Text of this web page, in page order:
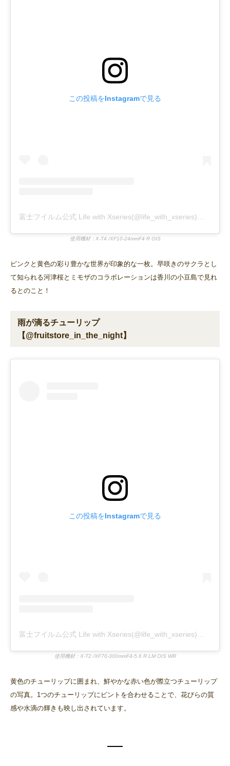
この投稿をInstagramで見る
富士フイルム公式 Life with Xseries(@life_with_xseries)がシェアした投稿
使用機材：X-T4 /XF10-24mmF4 R OIS
ピンクと黄色の彩り豊かな世界が印象的な一枚。早咲きのサクラとし
て知られる河津桜とミモザのコラボレーションは香川の小豆島で見れ
るとのこと！
雨が滴るチューリップ
【@fruitstore_in_the_night】
この投稿をInstagramで見る
使用機材：X-T2 /XF70-300mmF4-5.6 R LM OIS WR
黄色のチューリップに囲まれ、鮮やかな赤い色が際立つチューリップ
の写真。1つのチューリップにピントを合わせることで、花びらの質
感や水滴の輝きも映し出されています。